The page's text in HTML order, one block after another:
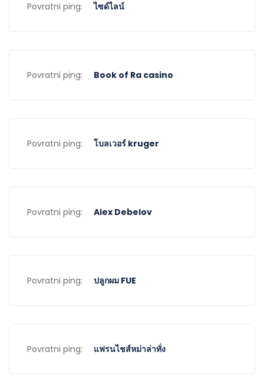
Povratni ping: ไซด์ไลน์
Povratni ping: Book of Ra casino
Povratni ping: โบลเวอร์ kruger
Povratni ping: Alex Debelov
Povratni ping: ปลูกผม FUE
Povratni ping: แฟรนไชส์หม่าล่าทั่ง